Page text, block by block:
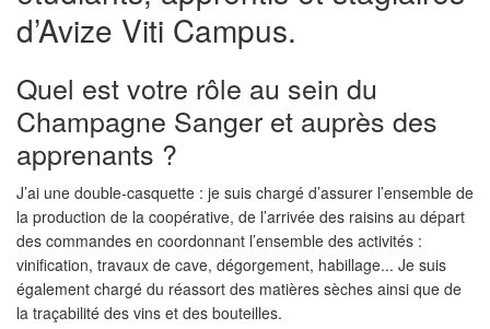
d’Avize Viti Campus.
Quel est votre rôle au sein du
Champagne Sanger et auprès des
apprenants ?
J’ai une double-casquette : je suis chargé d’assurer l’ensemble de
la production de la coopérative, de l’arrivée des raisins au départ
des commandes en coordonnant l’ensemble des activités :
vinification, travaux de cave, dégorgement, habillage... Je suis
également chargé du réassort des matières sèches ainsi que de
la traçabilité des vins et des bouteilles.